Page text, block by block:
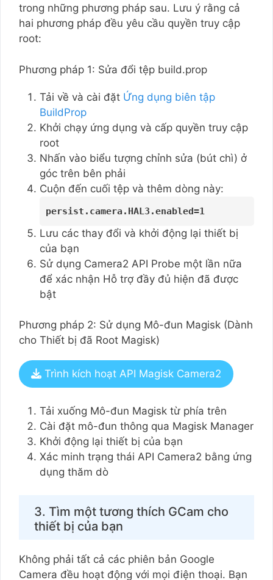
trong những phương pháp sau. Lưu ý rằng cả
hai phương pháp đều yêu cầu quyền truy cập
root:
Phương pháp 1: Sửa đổi tệp build.prop
Tải về và cài đặt Ứng dụng biên tập
BuildProp
Khởi chạy ứng dụng và cấp quyền truy cập
root
Nhấn vào biểu tượng chỉnh sửa (bút chì) ở
góc trên bên phải
Cuộn đến cuối tệp và thêm dòng này:
persist.camera.HAL3.enabled=1
Lưu các thay đổi và khởi động lại thiết bị
của bạn
Sử dụng Camera2 API Probe một lần nữa
để xác nhận Hỗ trợ đầy đủ hiện đã được
bật
Phương pháp 2: Sử dụng Mô-đun Magisk (Dành
cho Thiết bị đã Root Magisk)
Trình kích hoạt API Magisk Camera2
Tải xuống Mô-đun Magisk từ phía trên
Cài đặt mô-đun thông qua Magisk Manager
Khởi động lại thiết bị của bạn
Xác minh trạng thái API Camera2 bằng ứng
dụng thăm dò
3. Tìm một tương thích GCam cho
thiết bị của bạn
Không phải tất cả các phiên bản Google
Camera đều hoạt động với mọi điện thoại. Bạn